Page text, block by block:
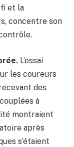
et la
concentre son
L’essai
les coureurs
des
à
montraient
après
s’étaient